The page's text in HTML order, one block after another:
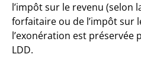
l’impôt sur le revenu (selon
forfaitaire ou de l’impôt sur
l’exonération est préservée
LDD.